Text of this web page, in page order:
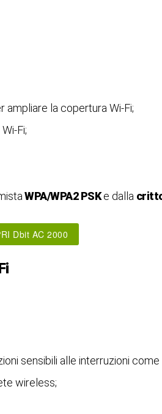
la copertura Wi-Fi;
Fi;
WPA/WPA2 PSKe dalla
Dbit AC 2000
sensibili alle interruzioni
wireless;